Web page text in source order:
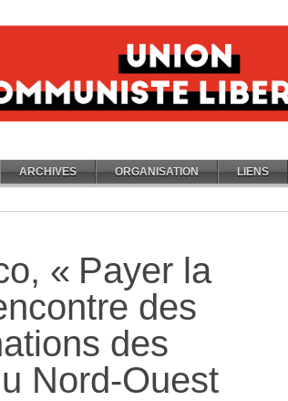
ARCHIVES ORGANISATION LIENS
« Payer la
des
des
Nord-Ouest